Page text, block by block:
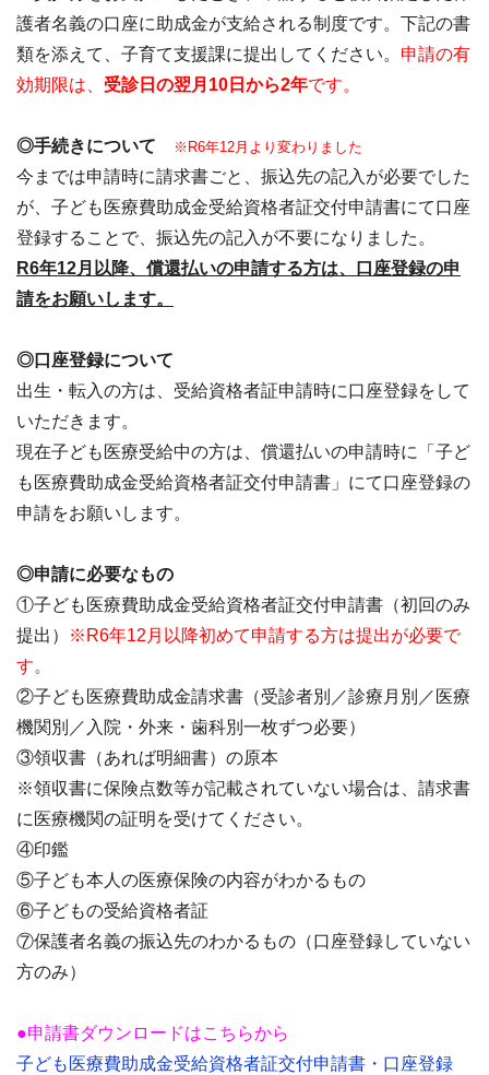
護者名義の口座に助成金が支給される制度です。下記の書
類を添えて、子育て支援課に提出してください。 申請の有
効期限は、 受診日の翌月10日から2年です。
◎手続きについて ※R6年12月より変わりました
今までは申請時に請求書ごと、振込先の記入が必要でした
が、子ども医療費助成金受給資格者証交付申請書にて口座
登録することで、振込先の記入が不要になりました。
R6年12月以降、償還払いの申請する方は、口座登録の申
請をお願いします。
◎口座登録について
出生・転入の方は、受給資格者証申請時に口座登録をして
いただきます。
現在子ども医療受給中の方は、償還払いの申請時に「子ど
も医療費助成金受給資格者証交付申請書」にて口座登録の
申請をお願いします。
◎申請に必要なもの
①子ども医療費助成金受給資格者証交付申請書（初回のみ
提出）
※R6年12月以降初めて申請する方は提出が必要で
す。
②子ども医療費助成金請求書（受診者別／診療月別／医療
機関別／入院・外来・歯科別一枚ずつ必要）
③領収書（あれば明細書）の原本
※領収書に保険点数等が記載されていない場合は、請求書
に医療機関の証明を受けてください。
④印鑑
⑤子ども本人の医療保険の内容がわかるもの
⑥子どもの受給資格者証
⑦保護者名義の振込先のわかるもの（口座登録していない
方のみ）
●申請書ダウンロードはこちらから
子ども医療費助成金受給資格者証交付申請書・口座登録